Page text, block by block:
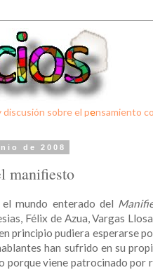
discusión sobre el pensamiento
de 2008
manifiesto
mundo enterado del
Félix de Azua, Vargas
principio pudiera esperarse
han sufrido en su
porque viene patrocinado por